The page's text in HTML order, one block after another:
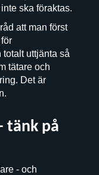
ska föraktas.
att man först
uttjänta så
tätare och
Det är
tänk på
- och